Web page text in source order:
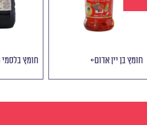
חומץ חומץ בן יין אדום